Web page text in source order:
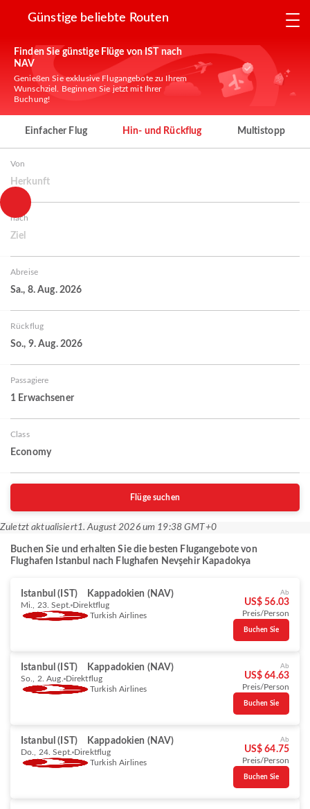
Günstige beliebte Routen
Finden Sie günstige Flüge von IST nach
NAV
Genießen Sie exklusive Flugangebote zu Ihrem
Wunschziel. Beginnen Sie jetzt mit Ihrer
Buchung!
Einfacher Flug Hin- und Rückflug Multistopp
Von
Herkunft
nach
Ziel
Abreise
Sa., 8. Aug. 2026
Rückflug
So., 9. Aug. 2026
Passagiere
1 Erwachsener
Class
Economy
Flüge suchen
Zuletzt aktualisiert1. August 2026 um 19:38 GMT+0
Buchen Sie und erhalten Sie die besten Flugangebote von
Flughafen Istanbul nach Flughafen Nevşehir Kapadokya
Istanbul (IST) Kappadokien (NAV)
Mi., 23. Sept. Direktflug
Turkish Airlines
Ab
US$ 56.03
Preis/Person
Buchen Sie
Istanbul (IST) Kappadokien (NAV)
So., 2. Aug. Direktflug
Turkish Airlines
Ab
US$ 64.63
Preis/Person
Buchen Sie
Istanbul (IST) Kappadokien (NAV)
Do., 24. Sept. Direktflug
Turkish Airlines
Ab
US$ 64.75
Preis/Person
Buchen Sie